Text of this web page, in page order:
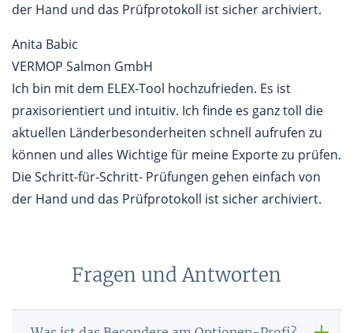
der Hand und das Prüfprotokoll ist sicher archiviert.
Anita Babic
VERMOP Salmon GmbH
Ich bin mit dem ELEX-Tool hochzufrieden. Es ist
praxisorientiert und intuitiv. Ich finde es ganz toll die
aktuellen Länderbesonderheiten schnell aufrufen zu
können und alles Wichtige für meine Exporte zu prüfen.
Die Schritt-für-Schritt- Prüfungen gehen einfach von
der Hand und das Prüfprotokoll ist sicher archiviert.
Fragen und Antworten